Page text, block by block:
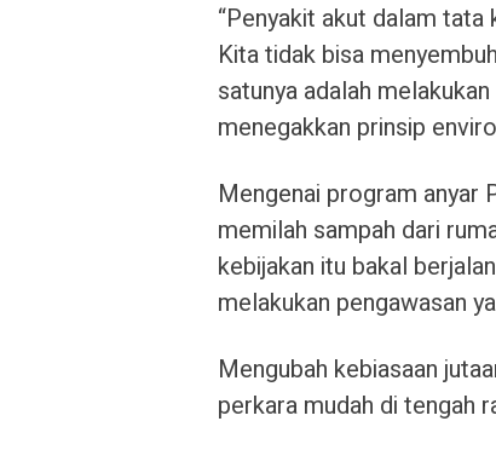
“Penyakit akut dalam
Kita tidak bisa
satunya adalah
menegakkan prinsip
Mengenai program anyar
memilah sampah dari
kebijakan itu bakal
melakukan pengawasan
Mengubah kebiasaan
perkara mudah di tengah